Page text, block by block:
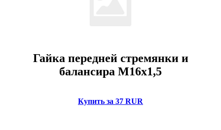
Гайка передней стремянки и
балансира М16х1,5
Купить за 37 RUR